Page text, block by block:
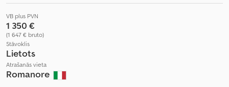
VB plus PVN
1 350 €
(1 647 € bruto)
Stāvoklis
Lietots
Atrašanās vieta
Romanore